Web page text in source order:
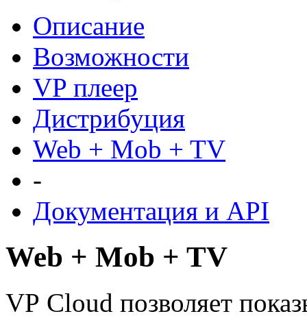
Описание
Возможности
VP плеер
Дистрибуция
Web + Mob + TV
-
Документация и API
Web + Mob + TV
VP Cloud позволяет